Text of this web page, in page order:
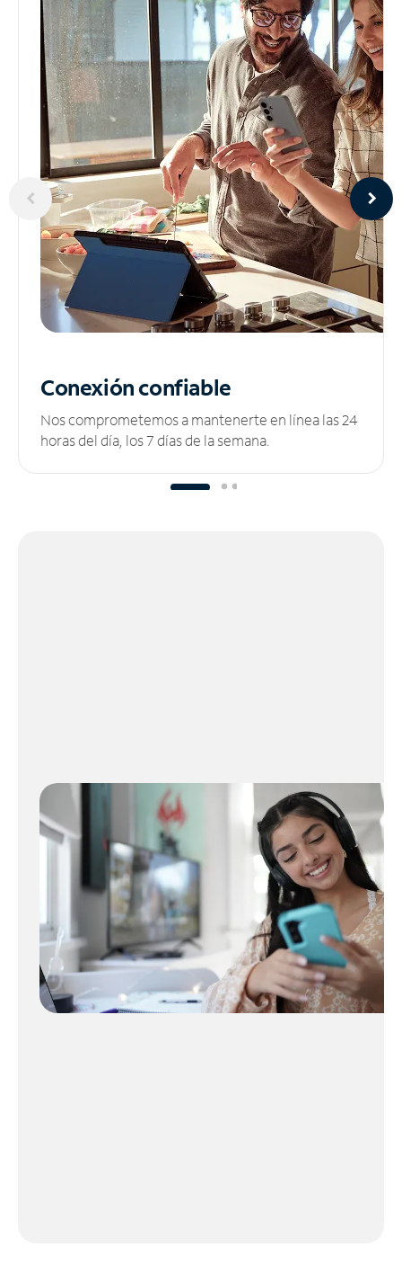
Conexión confiable
Nos comprometemos a mantenerte en línea las 24
horas del día, los 7 días de la semana.